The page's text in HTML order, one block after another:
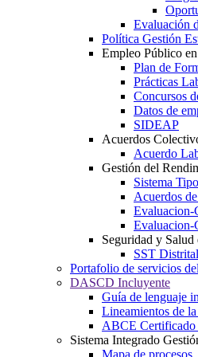
Evaluación
Política Gestión
Empleo Público
Plan de
Prácticas
Concursos
Datos de
SIDEAP
Acuerdos
Acuerdo
Gestión del
Sistema
Acuerdos
Evaluacion-
Evaluacion-
Seguridad y Salud
SST Distrital
Portafolio de servicios
DASCD Incluyente
Guía de lenguaje
Lineamientos de
ABCE Certificado
Sistema Integrado
Mapa de procesos